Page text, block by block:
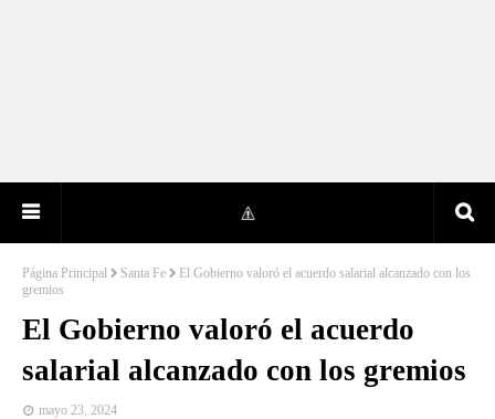
Página Principal Santa Fe
El Gobierno valoró el acuerdo salarial alcanzado con los
gremios
El Gobierno valoró el acuerdo
salarial alcanzado con los gremios
mayo 23, 2024